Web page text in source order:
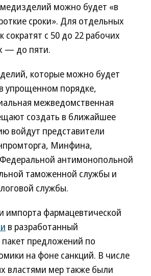
можно будет «в
сроки». Для отдельных
сократят с 50 до 22 рабочих
— до пяти.
которые можно будет
упрощенном порядке,
межведомственная
создать в ближайшее
войдут представители
Минфина,
антимонопольной
таможенной службы и
службы.
фармацевтической
в разработанный
предложений по
на фоне санкций. В числе
властями мер также были